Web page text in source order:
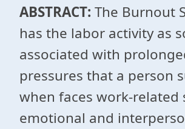
ABSTRACT: The Burnout
has the labor activity as
associated with
pressures that a person
when faces work-related
emotional and